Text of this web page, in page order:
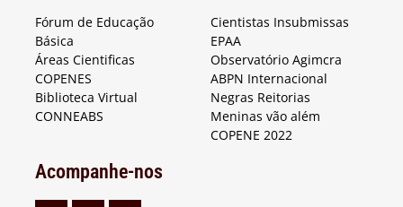
Fórum de Educação
Básica
Áreas Cientificas
COPENES
Biblioteca Virtual
CONNEABS
Cientistas Insubmissas
EPAA
Observatório Agimcra
ABPN Internacional
Negras Reitorias
Meninas vão além
COPENE 2022
Acompanhe-nos